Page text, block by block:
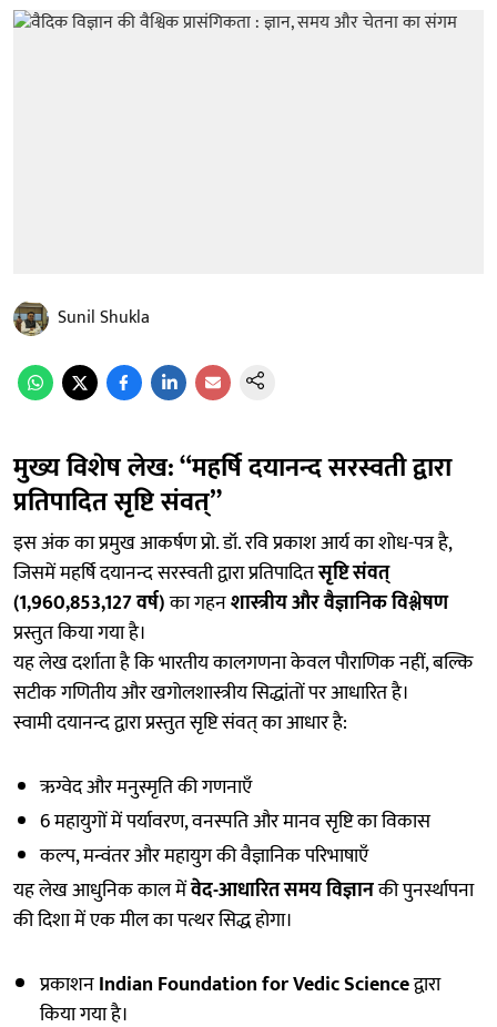
Sunil Shukla
मुख्य विशेष लेख: “महर्षि दयानन्द सरस्वती द्वारा
प्रतिपादित सृष्टि संवत्”
इस अंक का प्रमुख आकर्षण प्रो. डॉ. रवि प्रकाश आर्य का शोध-पत्र है,
जिसमें महर्षि दयानन्द सरस्वती द्वारा प्रतिपादितसृष्टि संवत्
(1,960,853,127 वर्ष)का गहनशास्त्रीय और वैज्ञानिक विश्लेषण
प्रस्तुत किया गया है।
यह लेख दर्शाता है कि भारतीय कालगणना केवल पौराणिक नहीं, बल्कि
सटीक गणितीय और खगोलशास्त्रीय सिद्धांतों पर आधारित है।
स्वामी दयानन्द द्वारा प्रस्तुत सृष्टि संवत् का आधार है:
ऋग्वेद और मनुस्मृति की गणनाएँ
6 महायुगों में पर्यावरण, वनस्पति और मानव सृष्टि का विकास
कल्प, मन्वंतर और महायुग की वैज्ञानिक परिभाषाएँ
यह लेख आधुनिक काल मेंवेद-आधारित समय विज्ञानकी पुनर्स्थापना
की दिशा में एक मील का पत्थर सिद्ध होगा।
प्रकाशनIndian Foundation for Vedic Scienceद्वारा
किया गया है।